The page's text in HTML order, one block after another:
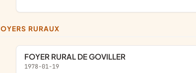
FOYERS RURAUX
FOYER RURAL DE GOVILLER
1978-01-19